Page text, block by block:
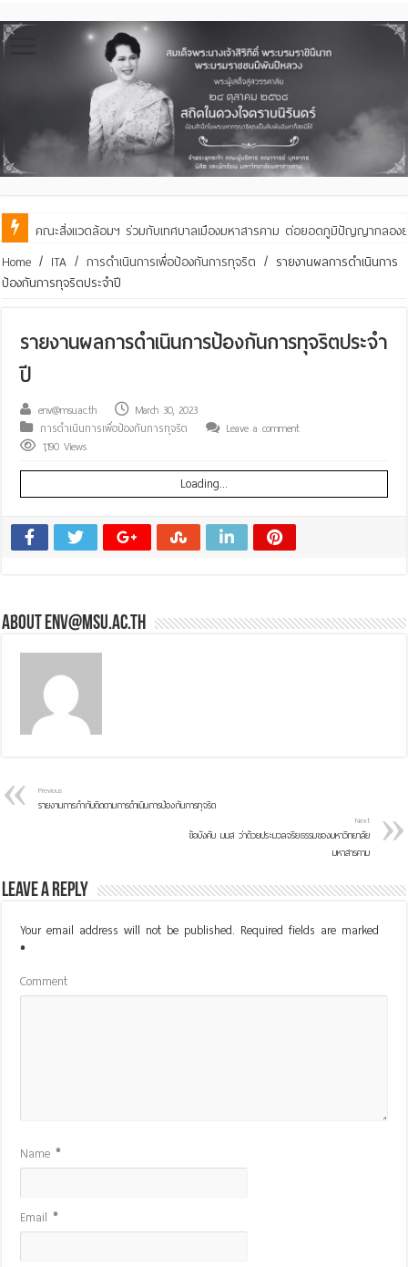
คณะสิ่งแวดล้อมฯ ร่วมกับเทศบาลเมืองมหาสารคาม ต่อยอดภูมิปัญญากลองย
โครงการทำปุ๋ยอินทรีย์ เพิ่มผลผลิต สร้างรายได้และเป็นมิตรต่อสิ่งแวดล้อม
Home / ITA / การดำเนินการเพื่อป้องกันการทุจริต / รายงานผลการดำเนินการ
ป้องกันการทุจริตประจำปี
รายงานผลการดำเนินการป้องกันการทุจริตประจำ
ปี
env@msu.ac.th
March 30, 2023
การดำเนินการเพื่อป้องกันการทุจริต
Leave a comment
1,190 Views
Loading...
About env@msu.ac.th
Previous
รายงานการกำกับติดตามการดำเนินการป้องกันการทุจริต
Next
ข้อบังคับ มมส ว่าด้วยประมวลจริยธรรมของมหาวิทยาลัย
มหาสารคาม
Leave a Reply
Your email address will not be published. Required fields are marked
*
Comment
Name*
Email*